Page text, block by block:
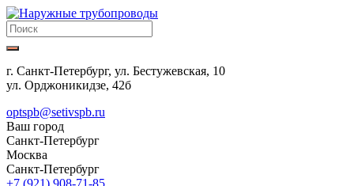
г. Санкт-Петербург, ул. Бестужевская, 10
ул. Орджоникидзе, 42б
optspb@setivspb.ru
Ваш город
Санкт-Петербург
Москва
Санкт-Петербург
+7 (921) 908-71-85